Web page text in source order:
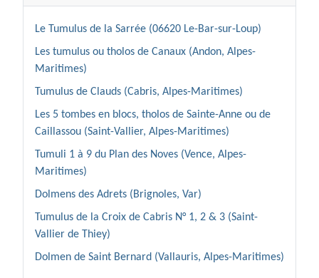
Le Tumulus de la Sarrée (06620 Le-Bar-sur-Loup)
Les tumulus ou tholos de Canaux (Andon, Alpes-
Maritimes)
Tumulus de Clauds (Cabris, Alpes-Maritimes)
Les 5 tombes en blocs, tholos de Sainte-Anne ou de
Caillassou (Saint-Vallier, Alpes-Maritimes)
Tumuli 1 à 9 du Plan des Noves (Vence, Alpes-
Maritimes)
Dolmens des Adrets (Brignoles, Var)
Tumulus de la Croix de Cabris N° 1, 2 & 3 (Saint-
Vallier de Thiey)
Dolmen de Saint Bernard (Vallauris, Alpes-Maritimes)